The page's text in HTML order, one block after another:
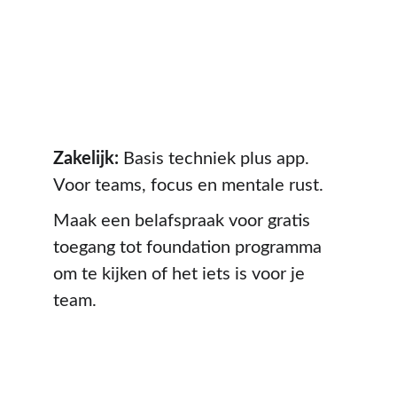
Zakelijk: Basis techniek plus app.
Voor teams, focus en mentale rust.
Maak een belafspraak voor gratis
toegang tot foundation programma
om te kijken of het iets is voor je
team.